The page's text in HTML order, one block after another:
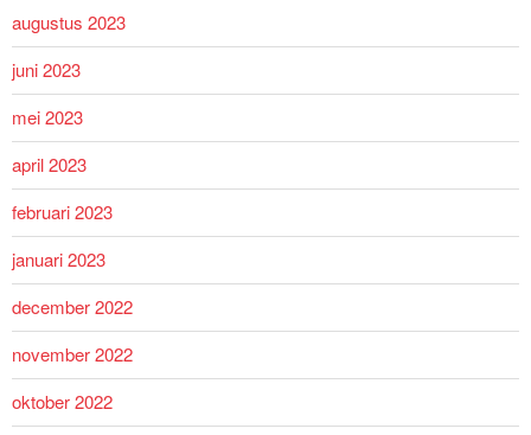
augustus 2023
juni 2023
mei 2023
april 2023
februari 2023
januari 2023
december 2022
november 2022
oktober 2022